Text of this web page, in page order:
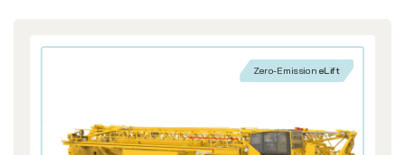
Zero-Emission eLift